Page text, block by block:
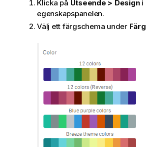
Klicka på Utseende > Designi
egenskapspanelen.
Välj ett färgschema under Färg